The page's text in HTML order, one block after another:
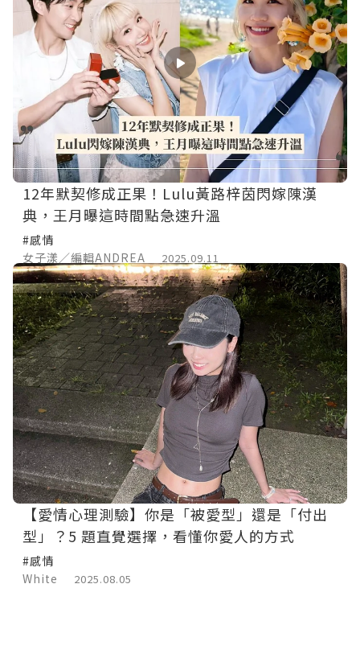
12年默契修成正果！Lulu黃路梓茵閃嫁陳漢
典，王月曝這時間點急速升溫
#感情
女子漾／編輯ANDREA
2025.09.11
【愛情心理測驗】你是「被愛型」還是「付出
型」？5 題直覺選擇，看懂你愛人的方式
#感情
White
2025.08.05